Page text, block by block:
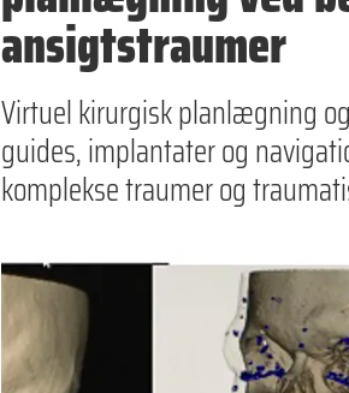
ansigtstraumer
Virtuel kirurgisk planlægning
guides, implantater og
komplekse traumer og